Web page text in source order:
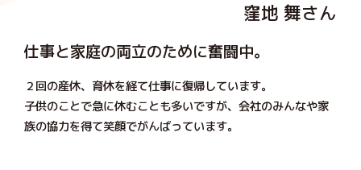
窪地 舞さん
仕事と家庭の両立のために奮闘中。
２回の産休、育休を経て仕事に復帰しています。
子供のことで急に休むことも多いですが、会社のみんなや家
族の協力を得て笑顔でがんばっています。